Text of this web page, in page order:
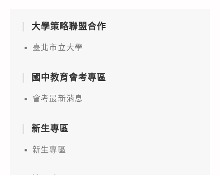
大學策略聯盟合作
臺北市立大學
國中教育會考專區
會考最新消息
新生專區
新生專區